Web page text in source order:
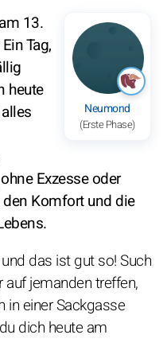
Neumond
(Erste Phase)
13.
Tag,
heute
Exzesse oder
den Komfort und die
das ist gut so! Such
auf jemanden treffen,
in einer Sackgasse
dich heute am